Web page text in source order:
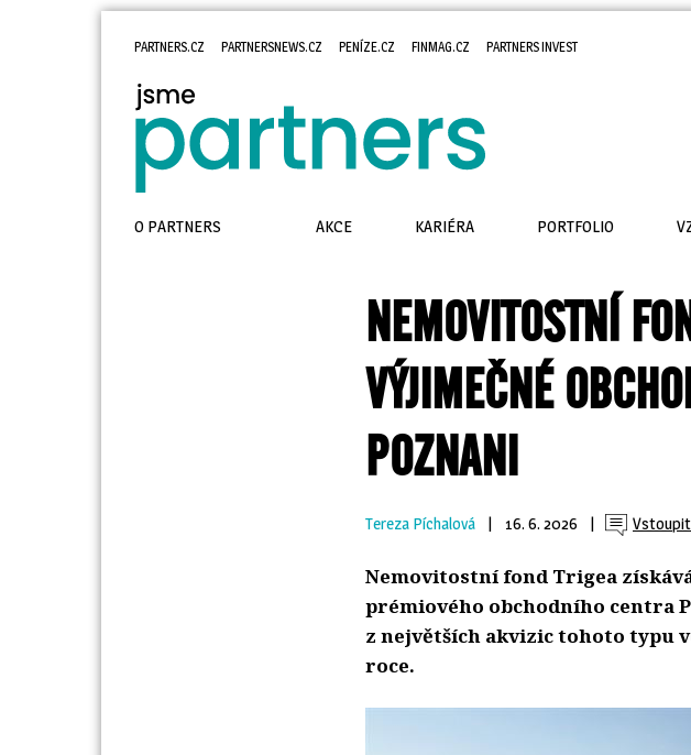
NEMOVITOSTNÍ
VÝJIMEČNÉ
POZNANI
Tereza Píchalová | 16. 6. 2026 |
Nemovitostní fond Trigea
prémiového obchodního centra
z největších akvizic tohoto typu
roce.
PARTNERS.CZ PARTNERSNEWS.CZ PENÍZE.CZ FINMAG.CZ PARTNERS INVEST
O PARTNERS AKCE KARIÉRA PORTFOLIO